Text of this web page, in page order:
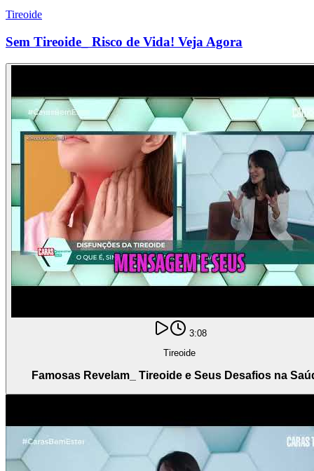
Tireoide
Sem Tireoide_ Risco de Vida! Veja Agora
3:08
Tireoide
Famosas Revelam_ Tireoide e Seus Desafios na